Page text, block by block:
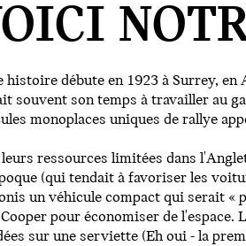
histoire débute en 1923 à Surrey, en
souvent son temps à travailler au
monoplaces uniques de rallye
ressources limitées dans
(qui tendait à favoriser les
un véhicule compact qui serait «
pour économiser de
sur une serviette (Eh oui - la